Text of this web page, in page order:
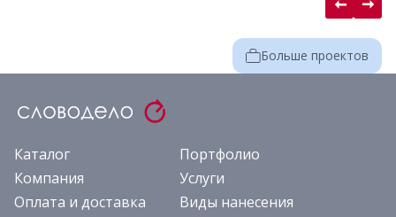
Больше проектов
Каталог
Портфолио
Компания
Услуги
Оплата и доставка
Виды нанесения